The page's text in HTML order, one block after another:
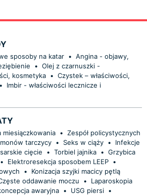
sposoby na katar • Angina - objawy,
• Olej z czarnuszki -
kosmetyka • Czystek – właściwości,
•
Imbir - właściwości lecznicze i
miesiączkowania • Zespół policystycznych
tarczycy • Seks w ciąży •
Infekcje
cięcie • Torbiel jajnika • Grzybica
• Elektroresekcja sposobem LEEP •
•
Konizacja szyjki macicy pętlą
oddawanie moczu •
Laparoskopia
awaryjna • USG piersi •